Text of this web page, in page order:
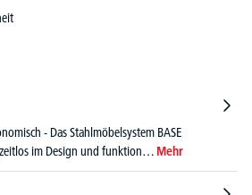
- Das Stahlmöbelsystem BASE
im Design und funktion… Mehr